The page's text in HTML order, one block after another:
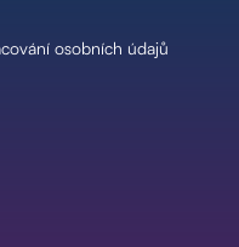
osobních údajů